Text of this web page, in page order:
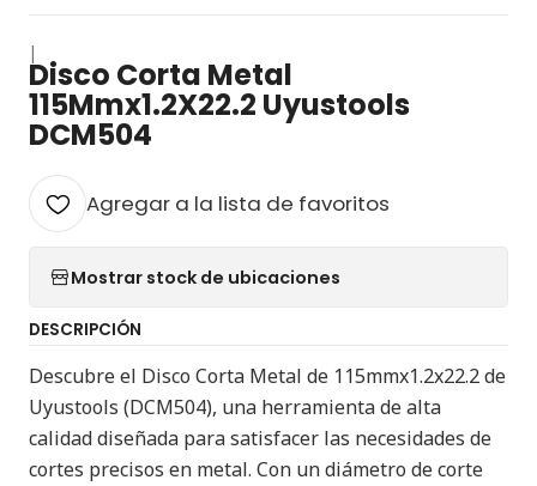
|
Disco Corta Metal
115Mmx1.2X22.2 Uyustools
DCM504
Agregar a la lista de favoritos
Mostrar stock de ubicaciones
DESCRIPCIÓN
Descubre el Disco Corta Metal de 115mmx1.2x22.2 de
Uyustools (DCM504), una herramienta de alta
calidad diseñada para satisfacer las necesidades de
cortes precisos en metal. Con un diámetro de corte